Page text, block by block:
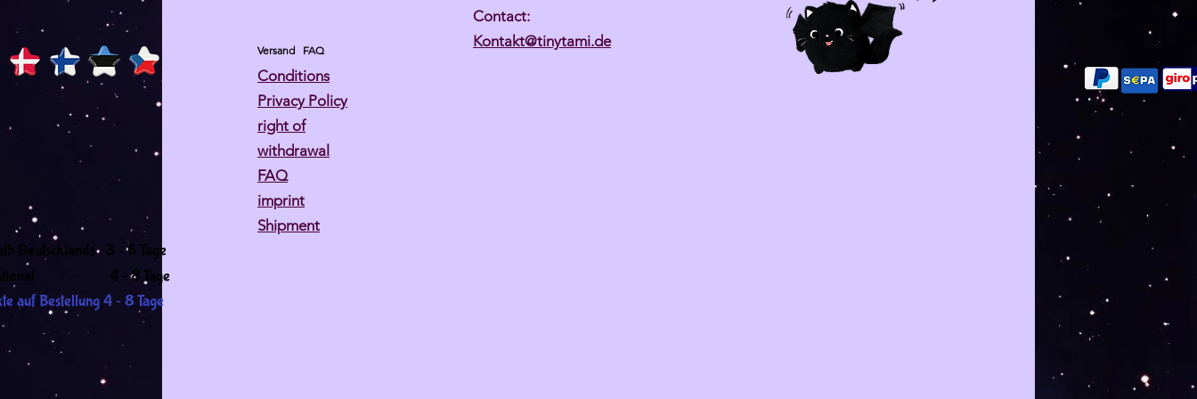
Deutschlands 3 -6 Tage
4 - 8 Tage
Versand FAQ
Conditions
Privacy Policy
right of
withdrawal
FAQ
imprint
Shipment
auf Bestellung 4 - 8 Tage
Contact:
Kontakt@tinytami.de